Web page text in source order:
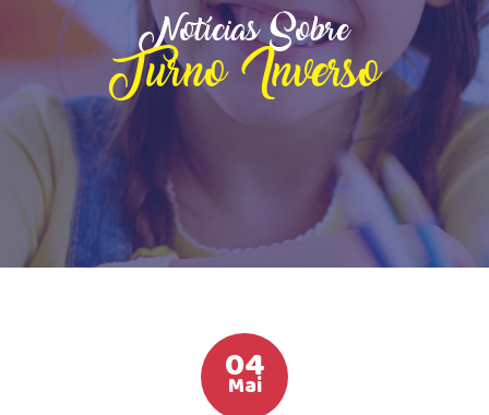
COLÉGIO MURIALDO
NÍVEIS DE ENSINO
HIGH SCHOOL
LISTA DE MATERIAIS
Notícias Sobre
Turno Inverso
04
Mai